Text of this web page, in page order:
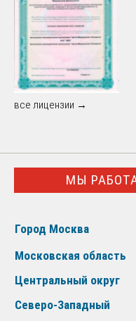
все лицензии →
МЫ
Город Москва
Московская область
Центральный округ
Северо-Западный